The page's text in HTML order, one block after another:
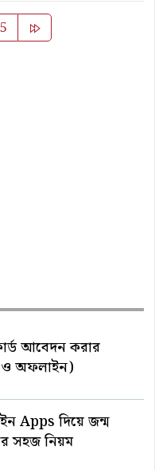
5
আবেদন করার
ও অফলাইন)
Apps দিয়ে জন্ম
সহজ নিয়ম